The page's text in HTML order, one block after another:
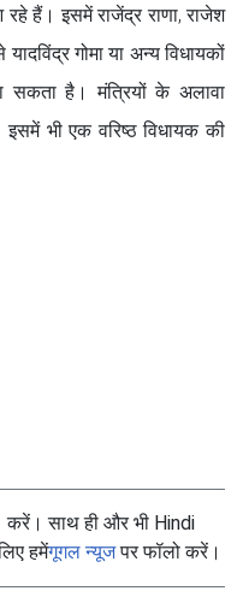
हैं। इसमें राजेंद्र राणा, राजेश
गोमा या अन्य विधायकों
सकता है। मंत्रियों के अलावा
इसमें भी एक वरिष्ठ विधायक की
साथ ही और भी Hindi
हमेंगूगल न्यूजपर फॉलो करें।